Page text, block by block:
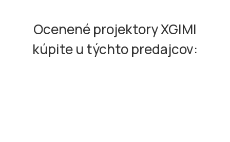
Ocenené projektory XGIMI
kúpite u týchto predajcov: